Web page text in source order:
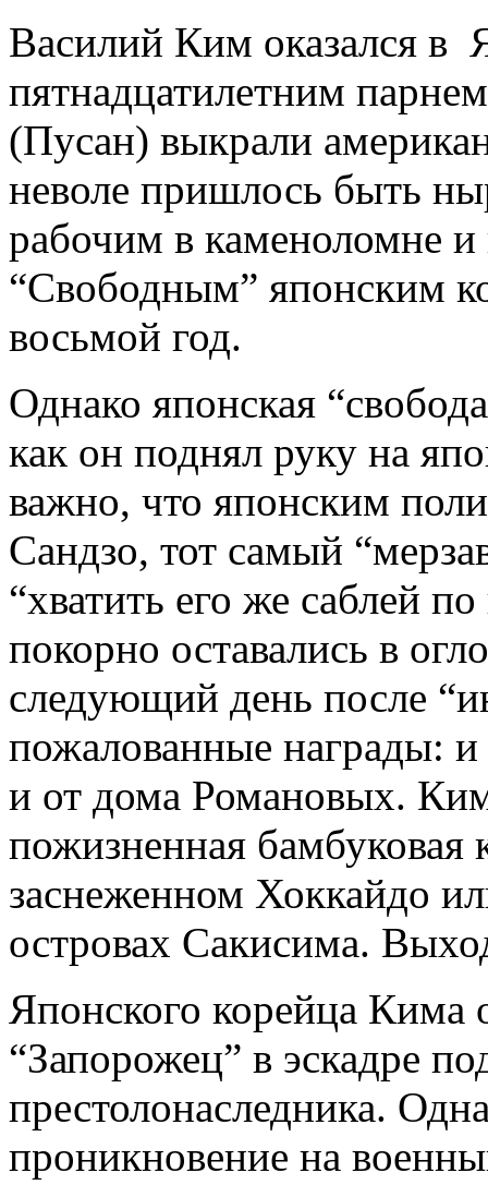
Василий Ким оказался в
пятнадцатилетним
(Пусан) выкрали
неволе пришлось быть
рабочим в каменоломне
“Свободным” японским
восьмой год.
Однако японская
как он поднял руку на
важно, что японским
Сандзо, тот самый
“хватить его же саблей
покорно оставались в
следующий день после
пожалованные награды:
и от дома Романовых.
пожизненная бамбуковая
заснеженном Хоккайдо
островах Сакисима.
Японского корейца Кима
“Запорожец” в эскадре
престолонаследника.
проникновение на